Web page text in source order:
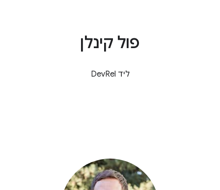
פול קינלן
ליד DevRel